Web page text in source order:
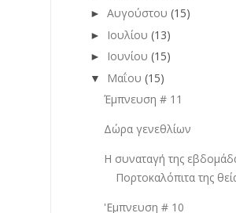
► Αυγούστου (15)
► Ιουλίου (13)
► Ιουνίου (15)
▼ Μαΐου (15)
Έμπνευση # 11
Δώρα γενεθλίων
Η συναταγή της
Πορτοκαλόπιτα της
'Εμπνευση # 10